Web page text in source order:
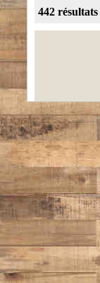
442 résultats